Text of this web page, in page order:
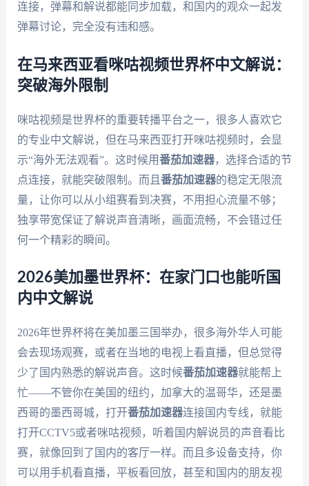
连接，弹幕和解说都能同步加载，和国内的观众一起发
弹幕讨论，完全没有违和感。
在马来西亚看咪咕视频世界杯中文解说：
突破海外限制
咪咕视频是世界杯的重要转播平台之一，很多人喜欢它
的专业中文解说，但在马来西亚打开咪咕视频时，会显
示“海外无法观看”。这时候用番茄加速器，选择合适的节
点连接，就能突破限制。而且 番茄加速器的稳定无限流
量，让你可以从小组赛看到决赛，不用担心流量不够；
独享带宽保证了解说声音清晰，画面流畅，不会错过任
何一个精彩的瞬间。
2026美加墨世界杯：在家门口也能听国
内中文解说
2026年世界杯将在美加墨三国举办，很多海外华人可能
会去现场观赛，或者在当地的电视上看直播，但总觉得
少了国内熟悉的解说声音。这时候番茄加速器就能帮上
忙——不管你在美国的纽约，加拿大的温哥华，还是墨
西哥的墨西哥城，打开番茄加速器连接国内专线，就能
打开CCTV5或者咪咕视频，听着国内解说员的声音看比
赛，就像回到了国内的客厅一样。而且多设备支持，你
可以用手机看直播，平板看回放，甚至和国内的朋友视